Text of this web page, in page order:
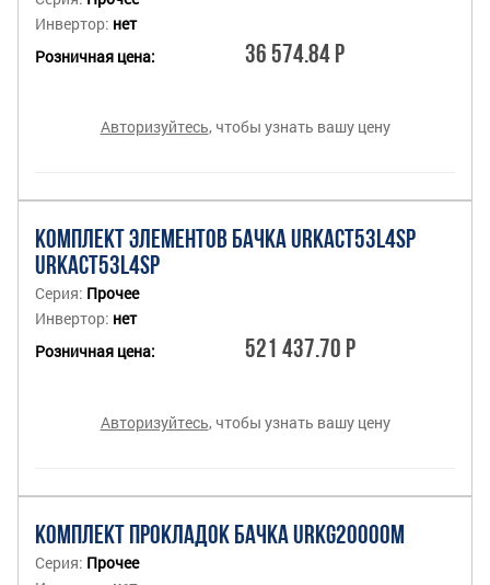
Инвертор: нет
Розничная цена:
36 574.84 Р
Авторизуйтесь, чтобы узнать вашу цену
КОМПЛЕКТ ЭЛЕМЕНТОВ БАЧКА URKACT53L4SP
URKACT53L4SP
Серия: Прочее
Инвертор: нет
Розничная цена:
521 437.70 Р
Авторизуйтесь, чтобы узнать вашу цену
КОМПЛЕКТ ПРОКЛАДОК БАЧКА URKG20000М
Серия: Прочее